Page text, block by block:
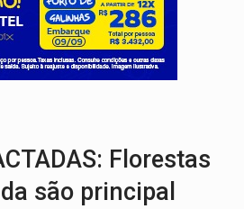
Cientistas descobrem nova espécie de rã em florestas
Vai comprar celular usado? Veja como consultar o
Florestas
são principal